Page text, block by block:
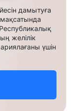
дамытуға
желілік
үшін